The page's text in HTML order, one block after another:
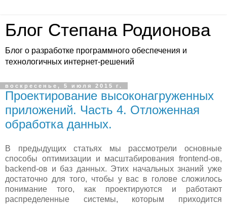
Блог Степана Родионова
Блог о разработке программного обеспечения и
технологичных интернет-решений
воскресенье, 5 июля 2015 г.
Проектирование высоконагруженных
приложений. Часть 4. Отложенная
обработка данных.
В предыдущих статьях мы рассмотрели основные
способы оптимизации и масштабирования frontend-ов,
backend-ов и баз данных. Этих начальных знаний уже
достаточно для того, чтобы у вас в голове сложилось
понимание того, как проектируются и работают
распределенные системы, которым приходится